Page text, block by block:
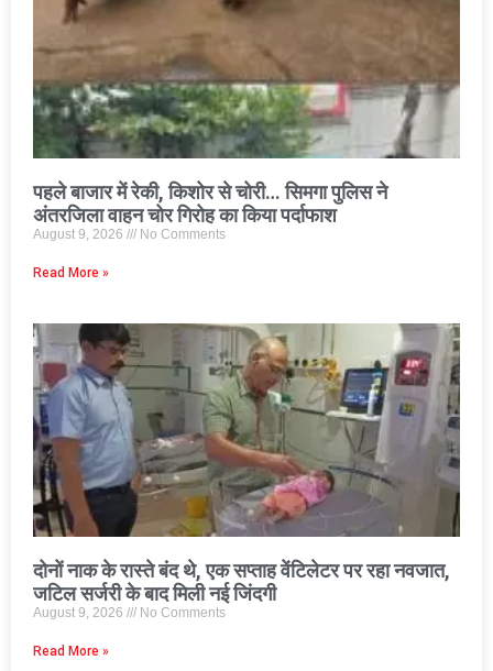
पहले बाजार में रेकी, किशोर से चोरी… सिमगा पुलिस ने
अंतरजिला वाहन चोर गिरोह का किया पर्दाफाश
August 9, 2026 No Comments
Read More »
दोनों नाक के रास्ते बंद थे, एक सप्ताह वेंटिलेटर पर रहा नवजात,
जटिल सर्जरी के बाद मिली नई जिंदगी
August 9, 2026 No Comments
Read More »